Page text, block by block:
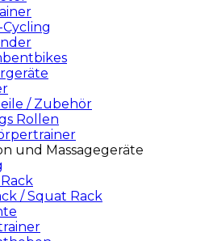
/ Zubehör
Rollen
und Massagegeräte
/ Squat Rack